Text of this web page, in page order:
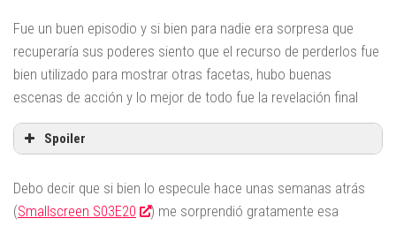
Fue un buen episodio y si bien para nadie era sorpresa que
recuperaría sus poderes siento que el recurso de perderlos fue
bien utilizado para mostrar otras facetas, hubo buenas
escenas de acción y lo mejor de todo fue la revelación final
Spoiler
Debo decir que si bien lo especule hace unas semanas atrás
(Smallscreen S03E20
) me sorprendió gratamente esa